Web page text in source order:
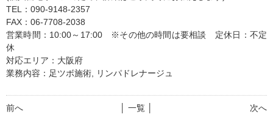
TEL：090-9148-2357
FAX：06-7708-2038
営業時間：10:00～17:00 ※その他の時間は要相談 定休日：不定
休
対応エリア：大阪府
業務内容：足ツボ施術, リンパドレナージュ
前へ 次へ
│ 一覧 │